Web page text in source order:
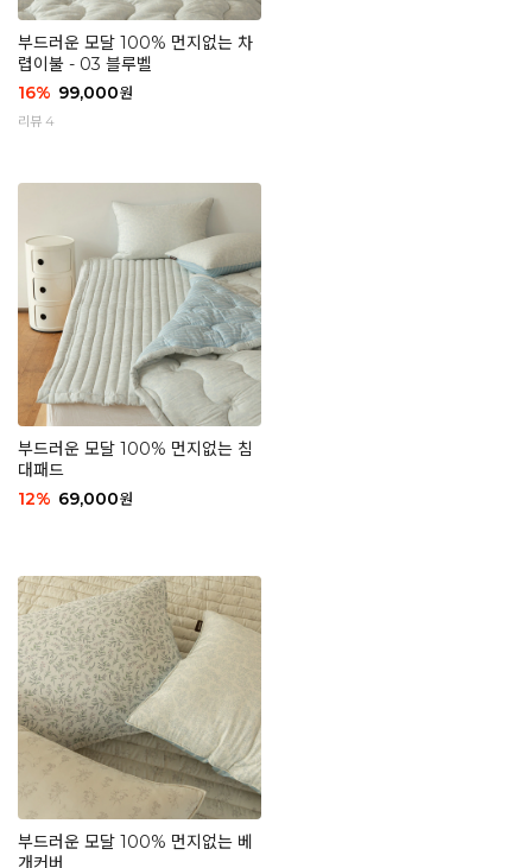
부드러운 모달 100% 먼지없는 차
렵이불 - 03 블루벨
16% 99,000원
리뷰 4
부드러운 모달 100% 먼지없는 침
대패드
12% 69,000원
부드러운 모달 100% 먼지없는 베
개커버